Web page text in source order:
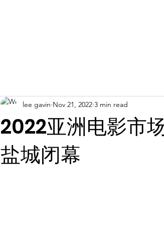
2022亚洲电影市
盐城闭幕
lee gavin Nov 21, 2022 3 min read